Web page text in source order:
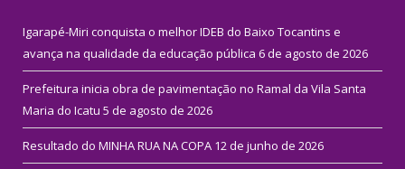
Igarapé-Miri conquista o melhor IDEB do Baixo Tocantins e
avança na qualidade da educação pública 6 de agosto de 2026
Prefeitura inicia obra de pavimentação no Ramal da Vila Santa
Maria do Icatu 5 de agosto de 2026
Resultado do MINHA RUA NA COPA 12 de junho de 2026